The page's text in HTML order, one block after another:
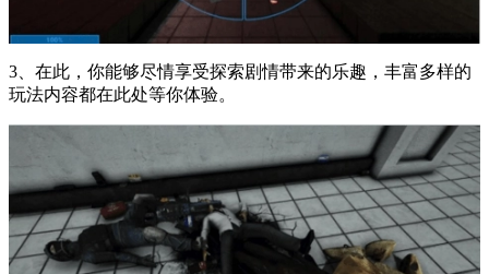
3、在此，你能够尽情享受探索剧情带来的乐趣，丰富多样的
玩法内容都在此处等你体验。